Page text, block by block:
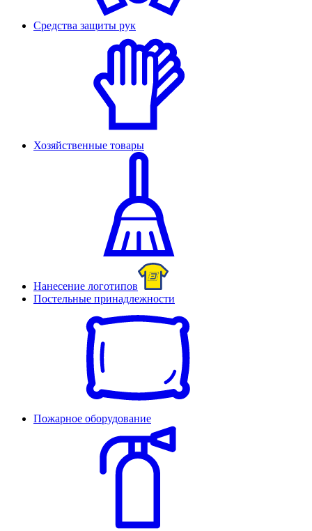
Средства защиты рук
Хозяйственные товары
Нанесение логотипов
Постельные принадлежности
Пожарное оборудование